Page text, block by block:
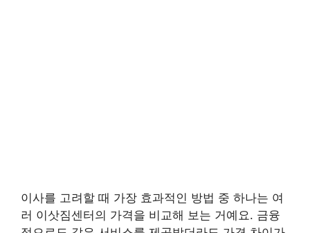
이사를 고려할 때 가장 효과적인 방법 중 하나는 여
러 이삿짐센터의 가격을 비교해 보는 거예요. 금융